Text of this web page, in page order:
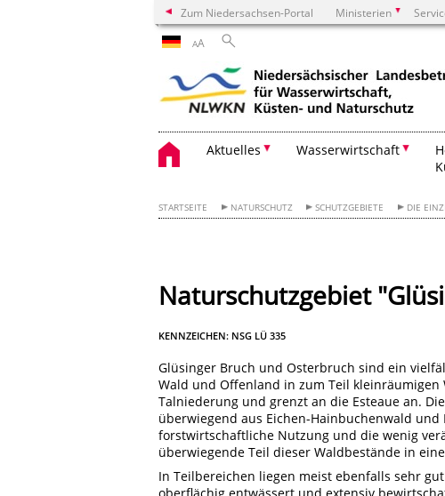
Zum Niedersachsen-Portal Ministerien
AA
Aktuelles Wasserwirtschaft
STARTSEITE NATURSCHUTZ SCHUTZGEBIETE DIE
Naturschutzgebiet
KENNZEICHEN: NSG LÜ 335
Glüsinger Bruch und Osterbruch sind ein
Wald und Offenland in zum Teil
Talniederung und grenzt an die Esteaue an.
überwiegend aus Eichen-Hainbuchenwald
forstwirtschaftliche Nutzung und die wenig
überwiegende Teil dieser Waldbestände in
In Teilbereichen liegen meist ebenfalls sehr